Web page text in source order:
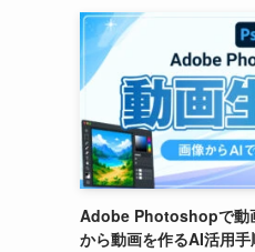
Adobe Photoshopで動
から動画を作るAI活用手